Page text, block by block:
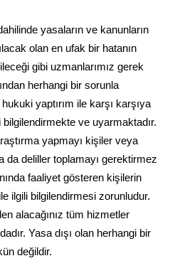
yasaların ve kanunların
olan en ufak bir hatanın
gibi uzmanlarımız gerek
herhangi bir sorunla
yaptırım ile karşı karşıya
bilgilendirmekte ve uyarmaktadır.
yapmayı kişiler veya
da deliller toplamayı gerektirmez
faaliyet gösteren kişilerin
ilgili bilgilendirmesi zorunludur.
alacağınız tüm hizmetler
Yasa dışı olan herhangi bir
değildir.